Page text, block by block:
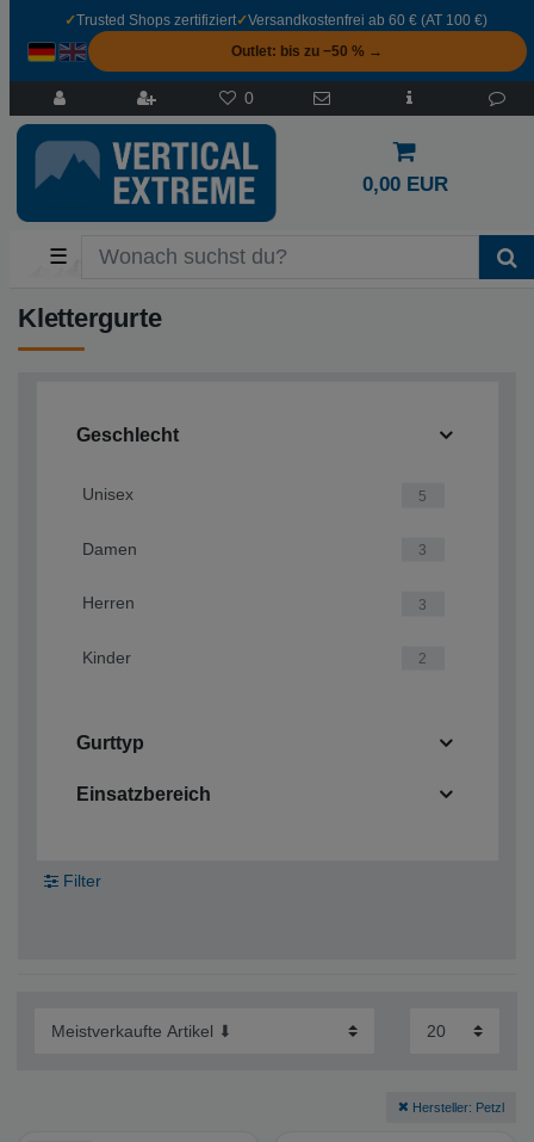
✓Trusted Shops zertifiziert✓Versandkostenfrei ab 60 € (AT 100 €)
Outlet: bis zu −50 % →
0
0,00 EUR
☰
Klettergurte
Geschlecht
Unisex 5
Damen 3
Herren 3
Kinder 2
Gurttyp
Einsatzbereich
Filter
Hersteller: Petzl